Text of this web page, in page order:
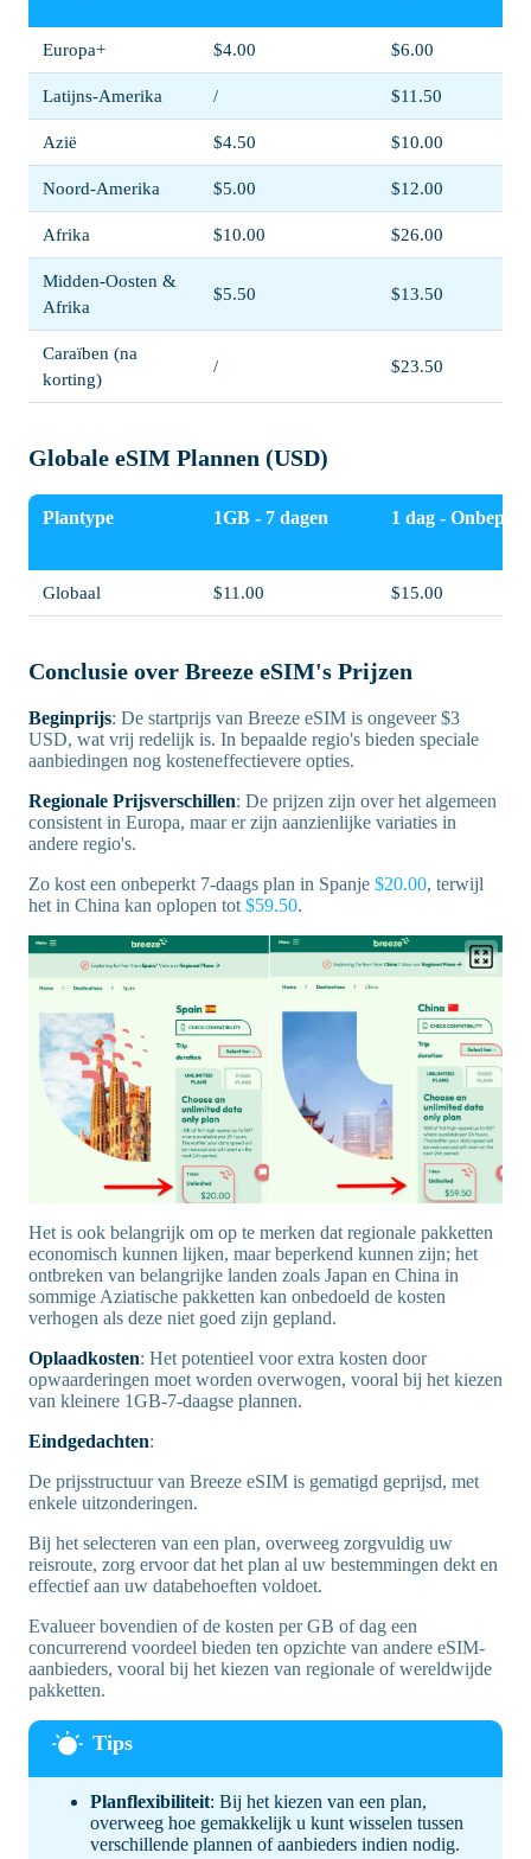
Europa+ $4.00 $6.00
Latijns-Amerika / $11.50
Azië $4.50 $10.00
Noord-Amerika $5.00 $12.00
Afrika $10.00 $26.00
Midden-Oosten &
Afrika
$5.50 $13.50
Caraïben (na
korting)
/ $23.50
Globale eSIM Plannen (USD)
Plantype 1GB - 7 dagen 1 dag -
Globaal $11.00 $15.00
Conclusie over Breeze eSIM's Prijzen
Beginprijs: De startprijs van Breeze eSIM is ongeveer $3
USD, wat vrij redelijk is. In bepaalde regio's bieden speciale
aanbiedingen nog kosteneffectievere opties.
Regionale Prijsverschillen: De prijzen zijn over het algemeen
consistent in Europa, maar er zijn aanzienlijke variaties in
andere regio's.
Zo kost een onbeperkt 7-daags plan in Spanje $20.00, terwijl
het in China kan oplopen tot$59.50.
Het is ook belangrijk om op te merken dat regionale pakketten
economisch kunnen lijken, maar beperkend kunnen zijn; het
ontbreken van belangrijke landen zoals Japan en China in
sommige Aziatische pakketten kan onbedoeld de kosten
verhogen als deze niet goed zijn gepland.
Oplaadkosten: Het potentieel voor extra kosten door
opwaarderingen moet worden overwogen, vooral bij het kiezen
van kleinere 1GB-7-daagse plannen.
Eindgedachten:
De prijsstructuur van Breeze eSIM is gematigd geprijsd, met
enkele uitzonderingen.
Bij het selecteren van een plan, overweeg zorgvuldig uw
reisroute, zorg ervoor dat het plan al uw bestemmingen dekt en
effectief aan uw databehoeften voldoet.
Evalueer bovendien of de kosten per GB of dag een
concurrerend voordeel bieden ten opzichte van andere eSIM-
aanbieders, vooral bij het kiezen van regionale of wereldwijde
pakketten.
Planflexibiliteit: Bij het kiezen van een plan,
overweeg hoe gemakkelijk u kunt wisselen tussen
verschillende plannen of aanbieders indien nodig.